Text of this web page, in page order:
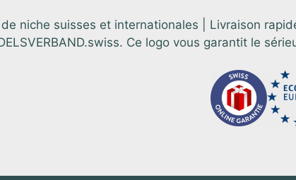
niche suisses et internationales | Livraison
Ce logo vous garantit le